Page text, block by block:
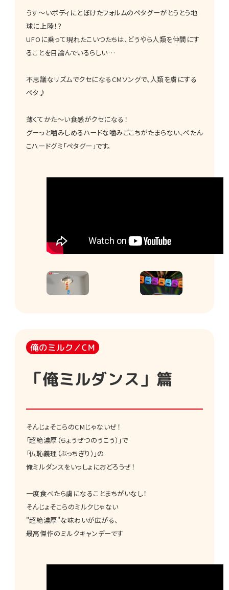
うす～いボディにとぼけたフォルムのペタグーがとうとう地
球に上陸！？
UFOに乗って現れたこいつたちは、どうやら人類を仲間にす
ることを目論んでいるらしい…
不思議なリズムでクセになるCMソングで、人類を虜にする
ペタ♪
薄くてかた～い食感がクセになる！
グーっと噛みしめるハードな噛みごこちがたまらない、ぺたん
こハードグミ「ペタグー」です。
俺のミルク／CM
「俺ミルダンス」篇
そんじょそこらのCMじゃないぜ！
「超絶濃厚（ちょうぜつのうこう）」で
「仏恥義理（ぶっちぎり）」の
俺ミルダンスをいっしょにおどろうぜ！
一度食べたら虜になることまちがいなし！
そんじょそこらのミルクじゃない
"超絶濃厚"な味わいが広がる、
最高傑作のミルクキャンデーです